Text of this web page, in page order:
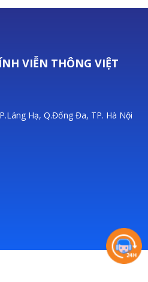
VIỄN THÔNG VIỆT
Hạ, Q.Đống Đa, TP. Hà Nội